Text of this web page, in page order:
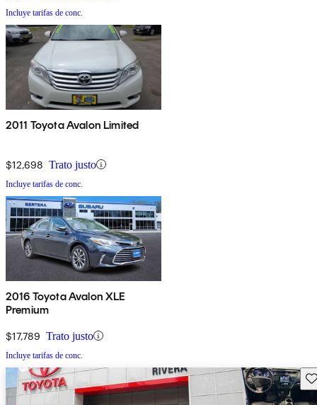
Incluye tarifas de conc.
2011 Toyota Avalon Limited
$12,698 Trato justo
Incluye tarifas de conc.
2016 Toyota Avalon XLE
Premium
$17,789 Trato justo
Incluye tarifas de conc.